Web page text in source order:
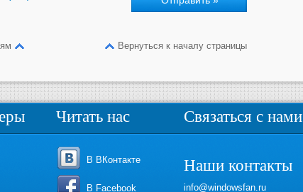
Вернуться к началу страницы
Читать нас
В ВКонтакте
В Facebook
Связаться с нами
Наши контакты
info@windowsfan.ru